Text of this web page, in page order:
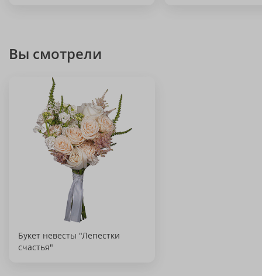
Вы смотрели
Букет невесты "Лепестки
счастья"